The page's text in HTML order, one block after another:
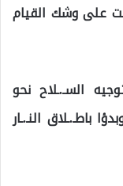
على وشك القيام
السـ.ـلاح نحو
باطـ.ـلاق النـ.ـار